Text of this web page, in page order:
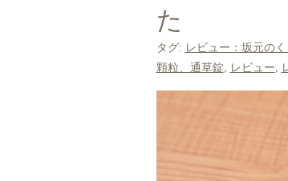
た
タグ: レビュー：坂元のく
顆粒、通草錠, レビュー,